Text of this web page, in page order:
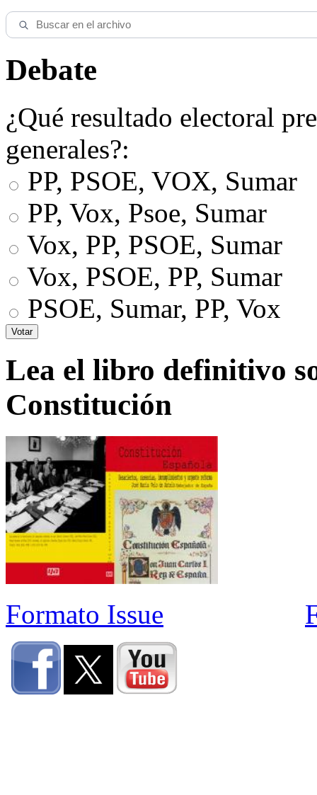
Debate
¿Qué resultado electoral
generales?:
PP, PSOE, VOX, Sumar
PP, Vox, Psoe, Sumar
Vox, PP, PSOE, Sumar
Vox, PSOE, PP, Sumar
PSOE, Sumar, PP, Vox
Lea el libro definitivo
Constitución
Formato Issue